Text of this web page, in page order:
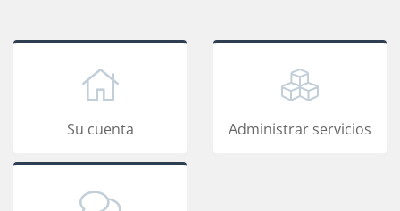
Su cuenta Administrar servicios